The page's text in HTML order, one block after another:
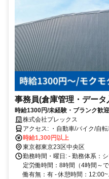
事務員(倉庫管理・データ
時給1300円/未経験・ブランク歓
株式会社プレックス
アクセス: ・自動車/バイク/自転車通勤可 ・駅から職場までの最寄バ
スあり
時給1,300円以上
東京都東京23区中央区
勤務時間・曜日: - 勤務体系：
定労働時間：8時間（4時間～
働有無：有 - 休憩時間：